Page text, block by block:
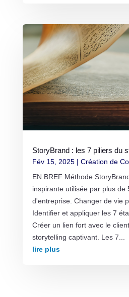
StoryBrand : les 7 piliers du
Fév 15, 2025| Création de
EN BREF Méthode
inspirante utilisée par plus de
d'entreprise. Changer de vie
Identifier et appliquer les 7
Créer un lien fort avec le
storytelling captivant. Les 7...
lire plus